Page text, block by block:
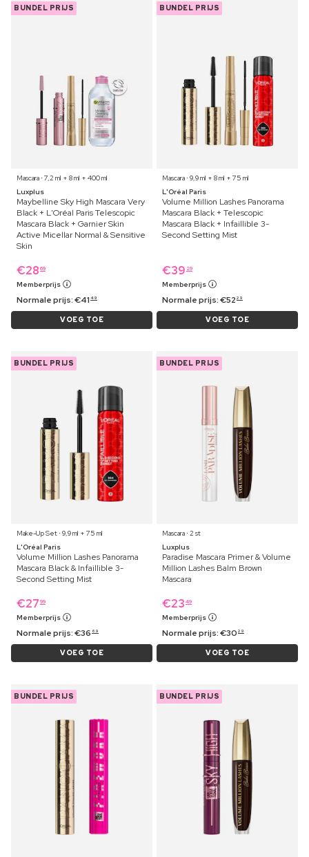
BUNDEL PRIJS
Mascara ⋅ 7,2 ml + 8 ml + 400 ml
Luxplus
Maybelline Sky High Mascara Very
Black + L'Oréal Paris Telescopic
Mascara Black + Garnier Skin
Active Micellar Normal & Sensitive
Skin
€28 69
Memberprijs
Normale prijs:€41 49
VOEG TOE
BUNDEL PRIJS
Mascara ⋅ 9,9 ml + 8 ml + 75 ml
L'Oréal Paris
Volume Million Lashes Panorama
Mascara Black + Telescopic
Mascara Black + Infaillible 3-
Second Setting Mist
€39 29
Memberprijs
Normale prijs:€52 29
VOEG TOE
BUNDEL PRIJS
Make-Up Set ⋅ 9,9 ml + 75 ml
L'Oréal Paris
Volume Million Lashes Panorama
Mascara Black & Infaillible 3-
Second Setting Mist
€27 99
Memberprijs
Normale prijs:€36 69
VOEG TOE
BUNDEL PRIJS
Mascara ⋅ 2 st
Luxplus
Paradise Mascara Primer & Volume
Million Lashes Balm Brown
Mascara
€23 49
Memberprijs
Normale prijs:€30 29
VOEG TOE
BUNDEL PRIJS BUNDEL PRIJS